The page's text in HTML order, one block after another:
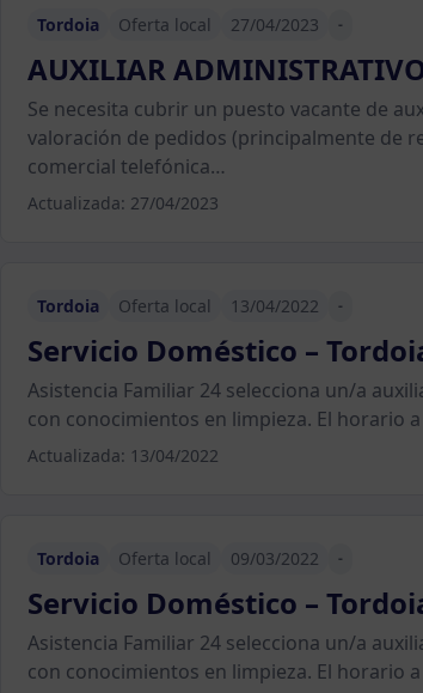
Tordoia Oferta local 27/04/2023 -
AUXILIAR
Se necesita cubrir un puesto vacante de
valoración de pedidos (principalmente de
comercial telefónica…
Actualizada: 27/04/2023
Tordoia Oferta local 13/04/2022 -
Servicio Doméstico –
Asistencia Familiar 24 selecciona un/a
con conocimientos en limpieza. El horario
Actualizada: 13/04/2022
Tordoia Oferta local 09/03/2022 -
Servicio Doméstico –
Asistencia Familiar 24 selecciona un/a
con conocimientos en limpieza. El horario